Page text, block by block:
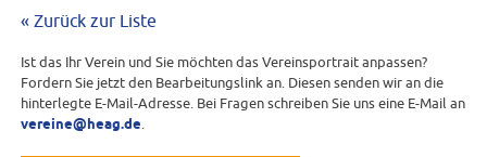
« Zurück zur Liste
Ist das Ihr Verein und Sie möchten das Vereinsportrait anpassen?
Fordern Sie jetzt den Bearbeitungslink an. Diesen senden wir an die
hinterlegte E-Mail-Adresse. Bei Fragen schreiben Sie uns eine E-Mail an
vereine@heag.de